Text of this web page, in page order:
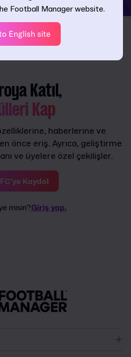
Katıl,
Kap
haberlerine ve
önce eriş. Ayrıca, geliştirme
ve üyelere özel çekilişler.
Kaydol
misin?Giriş yap.
Football Manager website.
English site